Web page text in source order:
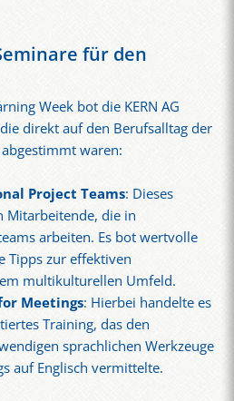
für den
Week bot die KERN AG
direkt auf den Berufsalltag der
waren:
Project Teams: Dieses
Mitarbeitende, die in
arbeiten. Es bot wertvolle
Tipps zur effektiven
multikulturellen Umfeld.
Meetings: Hierbei handelte es
Training, das den
sprachlichen Werkzeuge
auf Englisch vermittelte.